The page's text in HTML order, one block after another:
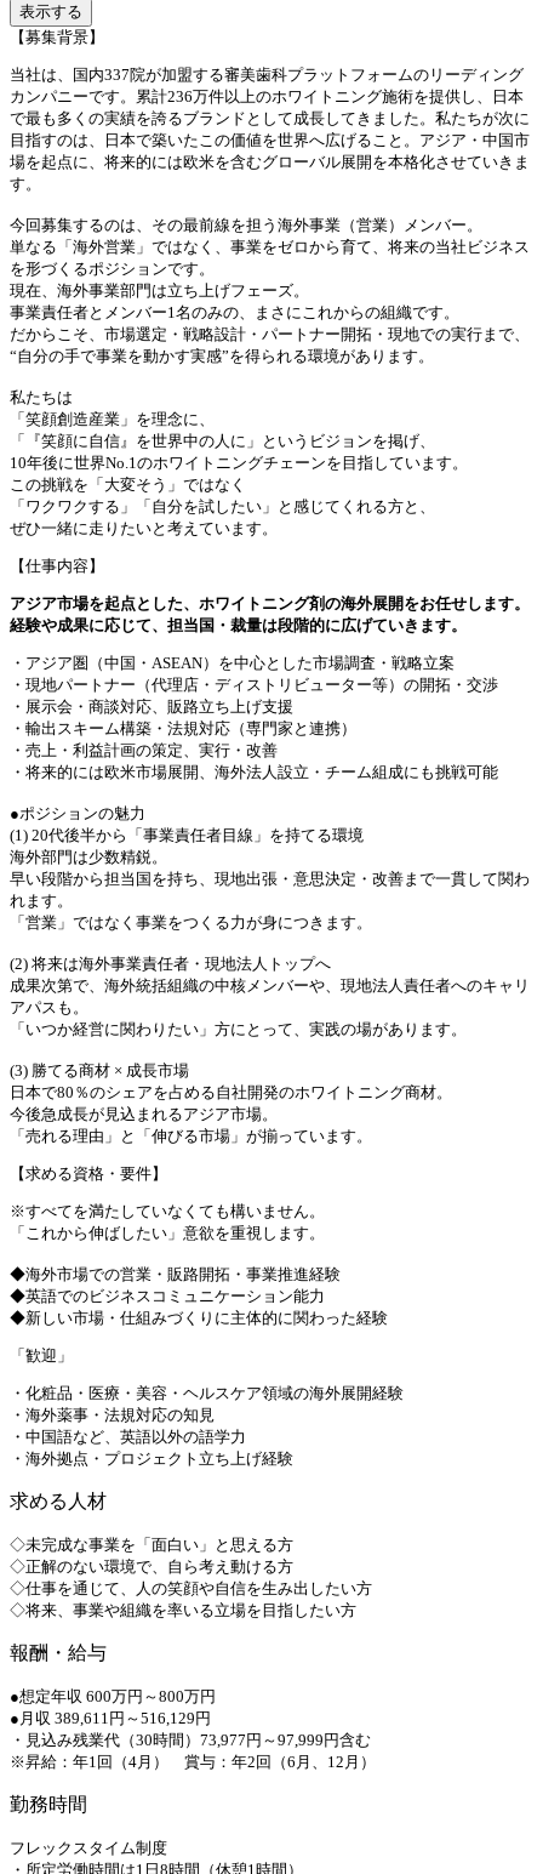
表示する
【募集背景】
当社は、国内337院が加盟する審美歯科プラットフォームのリーディング
カンパニーです。累計236万件以上のホワイトニング施術を提供し、日本
で最も多くの実績を誇るブランドとして成長してきました。私たちが次に
目指すのは、日本で築いたこの価値を世界へ広げること。アジア・中国市
場を起点に、将来的には欧米を含むグローバル展開を本格化させていきま
す。
今回募集するのは、その最前線を担う海外事業（営業）メンバー。
単なる「海外営業」ではなく、事業をゼロから育て、将来の当社ビジネス
を形づくるポジションです。
現在、海外事業部門は立ち上げフェーズ。
事業責任者とメンバー1名のみの、まさにこれからの組織です。
だからこそ、市場選定・戦略設計・パートナー開拓・現地での実行まで、
“自分の手で事業を動かす実感”を得られる環境があります。
私たちは
「笑顔創造産業」を理念に、
「『笑顔に自信』を世界中の人に」というビジョンを掲げ、
10年後に世界No.1のホワイトニングチェーンを目指しています。
この挑戦を「大変そう」ではなく
「ワクワクする」「自分を試したい」と感じてくれる方と、
ぜひ一緒に走りたいと考えています。
【仕事内容】
アジア市場を起点とした、ホワイトニング剤の海外展開をお任せします。
経験や成果に応じて、担当国・裁量は段階的に広げていきます。
・アジア圏（中国・ASEAN）を中心とした市場調査・戦略立案
・現地パートナー（代理店・ディストリビューター等）の開拓・交渉
・展示会・商談対応、販路立ち上げ支援
・輸出スキーム構築・法規対応（専門家と連携）
・売上・利益計画の策定、実行・改善
・将来的には欧米市場展開、海外法人設立・チーム組成にも挑戦可能
●ポジションの魅力
(1) 20代後半から「事業責任者目線」を持てる環境
海外部門は少数精鋭。
早い段階から担当国を持ち、現地出張・意思決定・改善まで一貫して関わ
れます。
「営業」ではなく事業をつくる力が身につきます。
(2) 将来は海外事業責任者・現地法人トップへ
成果次第で、海外統括組織の中核メンバーや、現地法人責任者へのキャリ
アパスも。
「いつか経営に関わりたい」方にとって、実践の場があります。
(3) 勝てる商材 × 成長市場
日本で80％のシェアを占める自社開発のホワイトニング商材。
今後急成長が見込まれるアジア市場。
「売れる理由」と「伸びる市場」が揃っています。
【求める資格・要件】
※すべてを満たしていなくても構いません。
「これから伸ばしたい」意欲を重視します。
◆海外市場での営業・販路開拓・事業推進経験
◆英語でのビジネスコミュニケーション能力
◆新しい市場・仕組みづくりに主体的に関わった経験
「歓迎」
・化粧品・医療・美容・ヘルスケア領域の海外展開経験
・海外薬事・法規対応の知見
・中国語など、英語以外の語学力
・海外拠点・プロジェクト立ち上げ経験
求める人材
◇未完成な事業を「面白い」と思える方
◇正解のない環境で、自ら考え動ける方
◇仕事を通じて、人の笑顔や自信を生み出したい方
◇将来、事業や組織を率いる立場を目指したい方
報酬・給与
●想定年収 600万円～800万円
●月収 389,611円～516,129円
・見込み残業代（30時間）73,977円～97,999円含む
※昇給：年1回（4月） 賞与：年2回（6月、12月）
勤務時間
フレックスタイム制度
・所定労働時間は1日8時間（休憩1時間）